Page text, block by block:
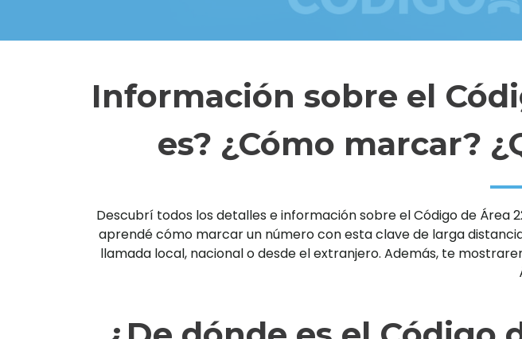
Información sobre el
es? ¿Cómo marcar?
Descubrí todos los detalles e información sobre el Código de Área
aprendé cómo marcar un número con esta clave de larga
llamada local, nacional o desde el extranjero. Además, te